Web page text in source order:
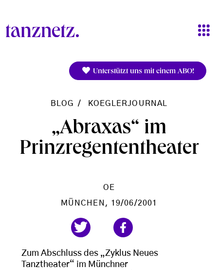
Unterstützt uns mit einem ABO!
BLOG KOEGLERJOURNAL
„Abraxas“ im
Prinzregententheater
OE
MÜNCHEN , 19/06/2001
Zum Abschluss des „Zyklus Neues
Tanztheater“ im Münchner